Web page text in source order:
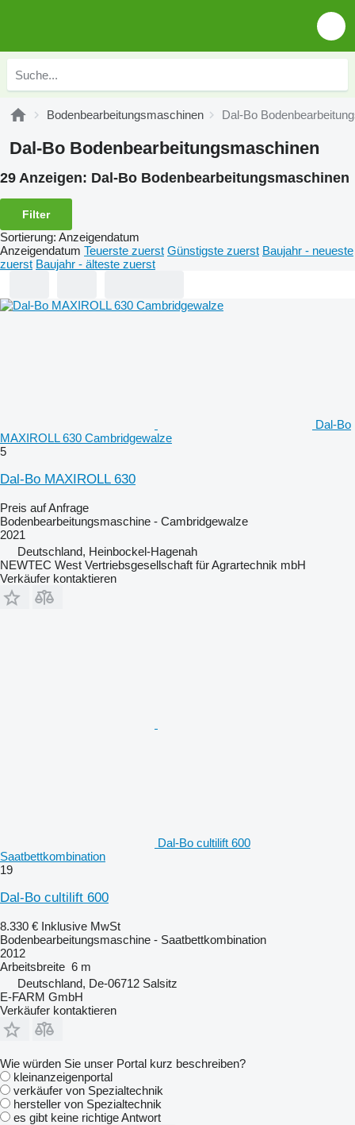
Bodenbearbeitungsmaschinen Dal-Bo
Dal-Bo Bodenbearbeitungsmaschinen
29 Anzeigen: Dal-Bo Bodenbearbeitungsmaschinen
Filter
Sortierung: Anzeigendatum
Anzeigendatum Teuerste zuerst Günstigste zuerst Baujahr - neueste
zuerst Baujahr - älteste zuerst
Dal-Bo
MAXIROLL 630 Cambridgewalze
5
Dal-Bo MAXIROLL 630
Preis auf Anfrage
Bodenbearbeitungsmaschine - Cambridgewalze
2021
Deutschland, Heinbockel-Hagenah
NEWTEC West Vertriebsgesellschaft für Agrartechnik mbH
Verkäufer kontaktieren
Dal-Bo cultilift 600
Saatbettkombination
19
Dal-Bo cultilift 600
8.330 € Inklusive MwSt
Bodenbearbeitungsmaschine - Saatbettkombination
2012
Arbeitsbreite 6 m
Deutschland, De-06712 Salsitz
E-FARM GmbH
Verkäufer kontaktieren
Wie würden Sie unser Portal kurz beschreiben?
kleinanzeigenportal
verkäufer von Spezialtechnik
hersteller von Spezialtechnik
es gibt keine richtige Antwort